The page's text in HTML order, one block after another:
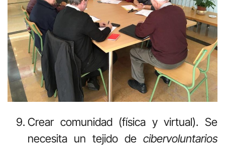
Crear comunidad (física y virtual). Se
necesita un tejido de cibervoluntarios